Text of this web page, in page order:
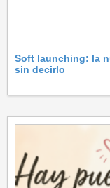
Soft launching: la
sin decirlo